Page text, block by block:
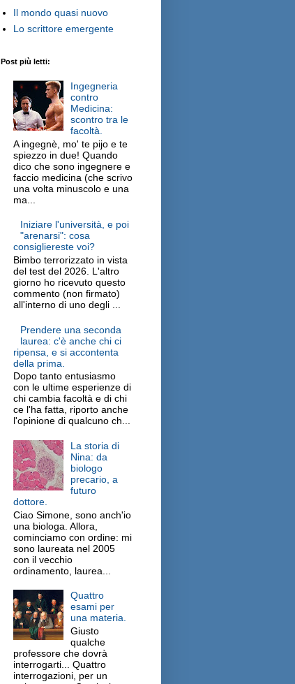
Il mondo quasi nuovo
Lo scrittore emergente
Post più letti:
Ingegneria
contro
Medicina:
scontro tra le
facoltà.
A ingegnè, mo' te pijo e te
spiezzo in due! Quando
dico che sono ingegnere e
faccio medicina (che scrivo
una volta minuscolo e una
ma...
Iniziare l'università, e poi
"arenarsi": cosa
consigliereste voi?
Bimbo terrorizzato in vista
del test del 2026. L'altro
giorno ho ricevuto questo
commento (non firmato)
all'interno di uno degli ...
Prendere una seconda
laurea: c'è anche chi ci
ripensa, e si accontenta
della prima.
Dopo tanto entusiasmo
con le ultime esperienze di
chi cambia facoltà e di chi
ce l'ha fatta, riporto anche
l'opinione di qualcuno ch...
La storia di
Nina: da
biologo
precario, a
futuro
dottore.
Ciao Simone, sono anch'io
una biologa. Allora,
cominciamo con ordine: mi
sono laureata nel 2005
con il vecchio
ordinamento, laurea...
Quattro
esami per
una materia.
Giusto
qualche
professore che dovrà
interrogarti... Quattro
interrogazioni, per un